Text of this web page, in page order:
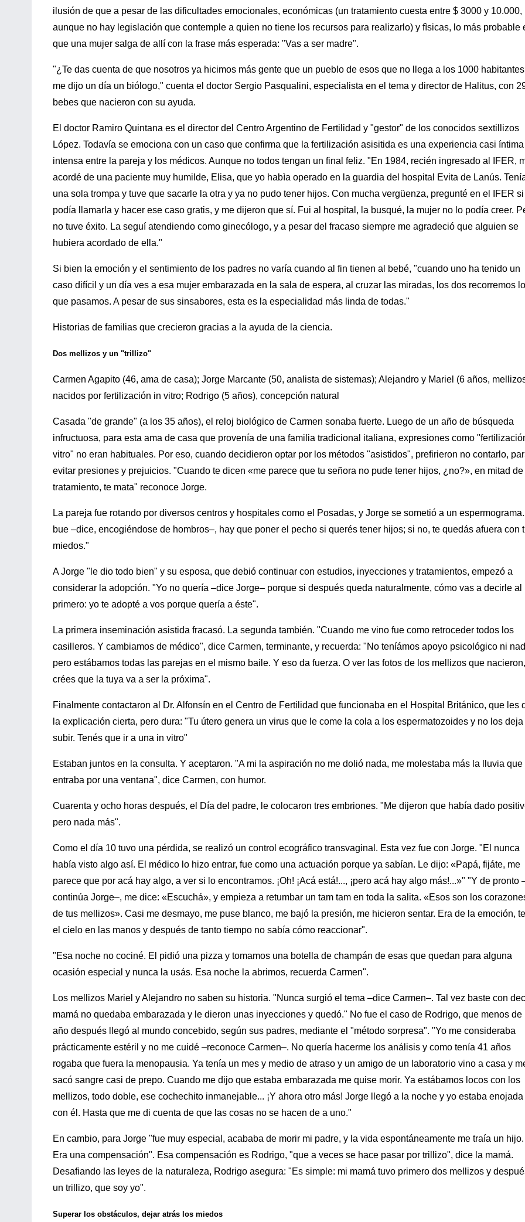
ilusión de que a pesar de las dificultades emocionales, económicas (un tratamiento cuesta entre $ 3000 y 10.000,
aunque no hay legislación que contemple a quien no tiene los recursos para realizarlo) y fìsicas, lo más probable
que una mujer salga de allí con la frase más esperada: "Vas a ser madre".
"¿Te das cuenta de que nosotros ya hicimos más gente que un pueblo de esos que no llega a los 1000
me dijo un día un biólogo," cuenta el doctor Sergio Pasqualini, especialista en el tema y director de Halitus, con
bebes que nacieron con su ayuda.
El doctor Ramiro Quintana es el director del Centro Argentino de Fertilidad y "gestor" de los conocidos sextillizos
López. Todavía se emociona con un caso que confirma que la fertilización asisitida es una experiencia casi
intensa entre la pareja y los médicos. Aunque no todos tengan un final feliz. "En 1984, recién ingresado al IFER,
acordé de una paciente muy humilde, Elisa, que yo habìa operado en la guardia del hospital Evita de Lanús.
una sola trompa y tuve que sacarle la otra y ya no pudo tener hijos. Con mucha vergüenza, pregunté en el IFER si
podía llamarla y hacer ese caso gratis, y me dijeron que sí. Fui al hospital, la busqué, la mujer no lo podía creer.
no tuve éxito. La seguí atendiendo como ginecólogo, y a pesar del fracaso siempre me agradeció que alguien se
hubiera acordado de ella."
Si bien la emoción y el sentimiento de los padres no varía cuando al fin tienen al bebé, "cuando uno ha tenido un
caso difícil y un día ves a esa mujer embarazada en la sala de espera, al cruzar las miradas, los dos recorremos lo
que pasamos. A pesar de sus sinsabores, esta es la especialidad más linda de todas."
Historias de familias que crecieron gracias a la ayuda de la ciencia.
Dos mellizos y un "trillizo"
Carmen Agapito (46, ama de casa); Jorge Marcante (50, analista de sistemas); Alejandro y Mariel (6 años,
nacidos por fertilización in vitro; Rodrigo (5 años), concepción natural
Casada "de grande" (a los 35 años), el reloj biológico de Carmen sonaba fuerte. Luego de un año de búsqueda
infructuosa, para esta ama de casa que provenía de una familia tradicional italiana, expresiones como
vitro" no eran habituales. Por eso, cuando decidieron optar por los métodos "asistidos", prefirieron no contarlo,
evitar presiones y prejuicios. "Cuando te dicen «me parece que tu señora no pude tener hijos, ¿no?», en mitad de
tratamiento, te mata" reconoce Jorge.
La pareja fue rotando por diversos centros y hospitales como el Posadas, y Jorge se sometió a un
bue –dice, encogiéndose de hombros–, hay que poner el pecho si querés tener hijos; si no, te quedás afuera con
miedos."
A Jorge "le dio todo bien" y su esposa, que debió continuar con estudios, inyecciones y tratamientos, empezó a
considerar la adopción. "Yo no quería –dice Jorge– porque si después queda naturalmente, cómo vas a decirle al
primero: yo te adopté a vos porque quería a éste".
La primera inseminación asistida fracasó. La segunda también. "Cuando me vino fue como retroceder todos los
casilleros. Y cambiamos de médico", dice Carmen, terminante, y recuerda: "No teníámos apoyo psicológico ni
pero estábamos todas las parejas en el mismo baile. Y eso da fuerza. O ver las fotos de los mellizos que nacieron,
crées que la tuya va a ser la próxima".
Finalmente contactaron al Dr. Alfonsín en el Centro de Fertilidad que funcionaba en el Hospital Británico, que les
la explicación cierta, pero dura: "Tu útero genera un virus que le come la cola a los espermatozoides y no los deja
subir. Tenés que ir a una in vitro"
Estaban juntos en la consulta. Y aceptaron. "A mi la aspiración no me dolió nada, me molestaba más la lluvia que
entraba por una ventana", dice Carmen, con humor.
Cuarenta y ocho horas después, el Día del padre, le colocaron tres embriones. "Me dijeron que había dado
pero nada más".
Como el día 10 tuvo una pérdida, se realizó un control ecográfico transvaginal. Esta vez fue con Jorge. "El nunca
había visto algo así. El médico lo hizo entrar, fue como una actuación porque ya sabían. Le dijo: «Papá, fijáte, me
parece que por acá hay algo, a ver si lo encontramos. ¡Oh! ¡Acá está!..., ¡pero acá hay algo más!...»" "Y de pronto
continúa Jorge–, me dice: «Escuchá», y empieza a retumbar un tam tam en toda la salita. «Esos son los
de tus mellizos». Casi me desmayo, me puse blanco, me bajó la presión, me hicieron sentar. Era de la emoción,
el cielo en las manos y después de tanto tiempo no sabía cómo reaccionar".
"Esa noche no cociné. El pidió una pizza y tomamos una botella de champán de esas que quedan para alguna
ocasión especial y nunca la usás. Esa noche la abrimos, recuerda Carmen".
Los mellizos Mariel y Alejandro no saben su historia. "Nunca surgió el tema –dice Carmen–. Tal vez baste con
mamá no quedaba embarazada y le dieron unas inyecciones y quedó." No fue el caso de Rodrigo, que menos de
año después llegó al mundo concebido, según sus padres, mediante el "método sorpresa". "Yo me consideraba
prácticamente estéril y no me cuidé –reconoce Carmen–. No quería hacerme los análisis y como tenía 41 años
rogaba que fuera la menopausia. Ya tenía un mes y medio de atraso y un amigo de un laboratorio vino a casa y
sacó sangre casi de prepo. Cuando me dijo que estaba embarazada me quise morir. Ya estábamos locos con los
mellizos, todo doble, ese cochechito inmanejable... ¡Y ahora otro más! Jorge llegó a la noche y yo estaba enojada
con él. Hasta que me di cuenta de que las cosas no se hacen de a uno."
En cambio, para Jorge "fue muy especial, acababa de morir mi padre, y la vida espontáneamente me traía un hijo.
Era una compensación". Esa compensación es Rodrigo, "que a veces se hace pasar por trillizo", dice la mamá.
Desafiando las leyes de la naturaleza, Rodrigo asegura: "Es simple: mi mamá tuvo primero dos mellizos y
un trillizo, que soy yo".
Superar los obstáculos, dejar atrás los miedos